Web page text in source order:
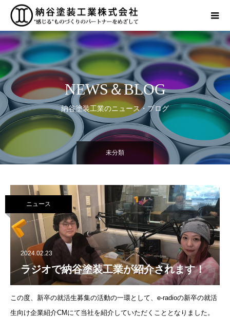
NEWS＆BLOG
納谷塗装工業のニュース・ブログ
未分類
ニュース
2024.02.23
ラジオで納谷塗装工業が紹介されます！
この度、新卒の就活生募集の活動の一環として、e-radioの新卒の就活
生向け企業紹介CMにて当社を紹介していただくこととなりました。